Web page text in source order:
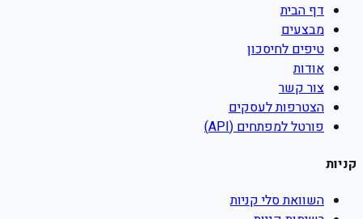
דף הבית
מבצעים
טיפים לחיסכון
אודות
צור קשר
הצטרפות לעסקים
פורטל למפתחים (API)
קניות
השוואת סלי קניות